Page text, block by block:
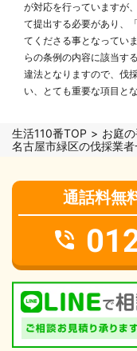
が対応を行っていますが
て提出する必要があり、
てくださる事となってい
らの条例の内容に該当す
違法となりますので、伐
い、とても重要な項目とな
生活110番TOP お庭
名古屋市緑区の伐採業
通話料無